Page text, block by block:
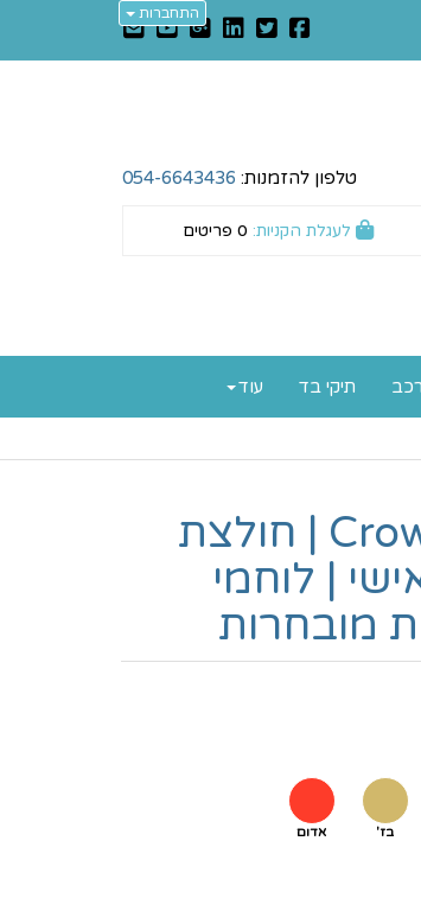
התחברות
טלפון להזמנות: 054-6643436
0
תיקי בד עוד
Crows Before Hoes | חולצת
| לוחמי
מובחרות
בז' אדום